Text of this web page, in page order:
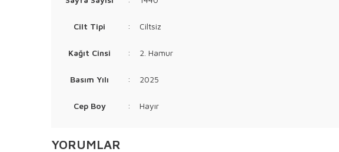
Cilt Tipi : Ciltsiz
Kağıt Cinsi : 2. Hamur
Basım Yılı : 2025
Cep Boy : Hayır
YORUMLAR